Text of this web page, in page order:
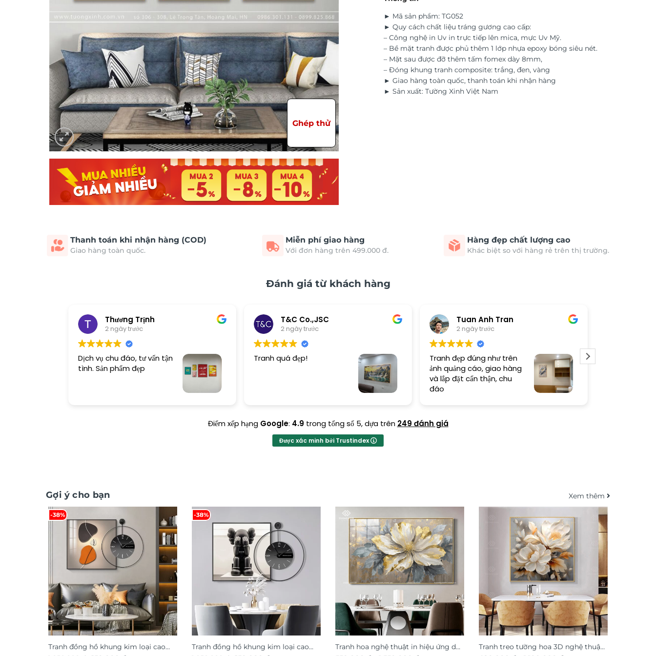
Ghép thử
► Mã sản phẩm: TG052
► Quy cách chất liệu tráng gương cao cấp:
– Công nghệ in Uv in trực tiếp lên mica, mực Uv Mỹ.
– Bề mặt tranh được phủ thêm 1 lớp nhựa epoxy bóng siêu nét.
– Mặt sau được đỡ thêm tấm fomex dày 8mm,
– Đóng khung tranh composite: trắng, đen, vàng
► Giao hàng toàn quốc, thanh toán khi nhận hàng
► Sản xuất: Tường Xinh Việt Nam
Thanh toán khi nhận hàng (COD)
Giao hàng toàn quốc.
Miễn phí giao hàng
Với đơn hàng trên 499.000 đ.
Hàng đẹp chất lượng cao
Khác biệt so với hàng rẻ trên thị trường.
Đánh giá từ khách hàng
Thương Trịnh
2 ngày trước
Dịch vụ chu đáo, tư vấn tận
tình. Sản phẩm đẹp
T&C Co.,JSC
2 ngày trước
Tranh quá đẹp!
Tuan Anh Tran
2 ngày trước
Tranh đẹp đúng như trên
ảnh quảng cáo, giao hàng
và lắp đặt cẩn thận, chu
đáo
Điểm xếp hạng Google: 4.9 trong tổng số 5, dựa trên 249 đánh giá
Được xác minh bởi Trustindex
Gợi ý cho bạn Xem thêm
-38%
Tranh đồng hồ khung kim loại cao
-38%
Tranh đồng hồ khung kim loại cao
Tranh hoa nghệ thuật in hiệu ứng dát
Tranh treo tường hoa 3D nghệ thuật